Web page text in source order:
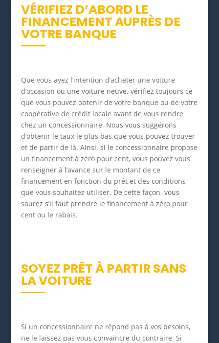
VÉRIFIEZ D’ABORD LE
FINANCEMENT AUPRÈS DE
VOTRE BANQUE
Que vous ayez l’intention d’acheter une voiture
d’occasion ou une voiture neuve, vérifiez toujours ce
que vous pouvez obtenir de votre banque ou de votre
coopérative de crédit locale avant de vous rendre
chez un concessionnaire. Nous vous suggérons
d’obtenir le taux le plus bas que vous pouvez trouver
et de partir de là. Ainsi, si le concessionnaire propose
un financement à zéro pour cent, vous pouvez vous
renseigner à l’avance sur le montant de ce
financement en fonction du prêt et des conditions
que vous souhaitez utiliser. De cette façon, vous
saurez s’il faut prendre le financement à zéro pour
cent ou le rabais.
SOYEZ PRÊT À PARTIR SANS
LA VOITURE
Si un concessionnaire ne répond pas à vos besoins,
ne le laissez pas vous convaincre du contraire. Si